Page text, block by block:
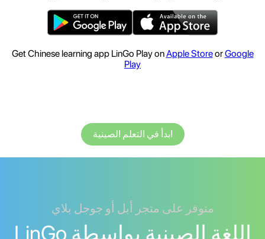
Get Chinese learning app LinGo Play onApple StoreorGoogle
Play
ابدأ في التعلم الصينية
متوفر على متجر أبل أو جوجل بلاي
اللغة الصينية بواسطة LinGo